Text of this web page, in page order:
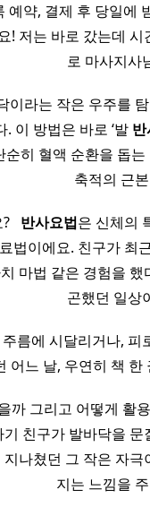
예약, 결제 후 당일에
! 저는 바로 갔는데
로 마사지사
이라는 작은 우주를
이 방법은 바로 ‘발
히 혈액 순환을 돕
축적의 근
반사요법은 신체의
법이에요. 친구가 최
마법 같은 경험을
곤했던 일상
름에 시달리거나,
어느 날, 우연히 책 한
까 그리고 어떻게 활
친구가 발바닥을 문
나쳤던 그 작은 자
지는 느낌을